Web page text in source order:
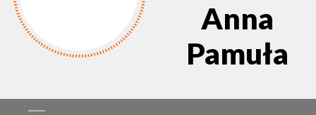
Anna
Pamuła